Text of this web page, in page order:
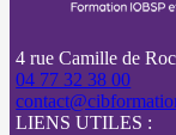
4 rue Camille de
04 77 32 38 00
LIENS UTILES :